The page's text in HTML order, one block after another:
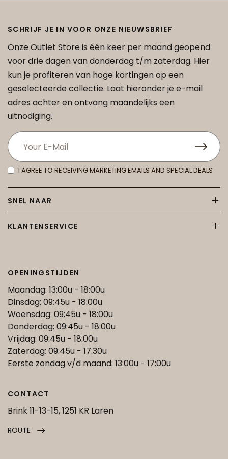
SCHRIJF JE IN VOOR ONZE NIEUWSBRIEF
Onze Outlet Store is één keer per maand geopend
voor drie dagen van donderdag t/m zaterdag. Hier
kun je profiteren van hoge kortingen op een
geselecteerde collectie. Laat hieronder je e-mail
adres achter en ontvang maandelijks een
uitnodiging.
I AGREE TO RECEIVING MARKETING EMAILS AND SPECIAL DEALS
SNEL NAAR
KLANTENSERVICE
OPENINGSTIJDEN
Maandag: 13:00u - 18:00u
Dinsdag: 09:45u - 18:00u
Woensdag: 09:45u - 18:00u
Donderdag: 09:45u - 18:00u
Vrijdag: 09:45u - 18:00u
Zaterdag: 09:45u - 17:30u
Eerste zondag v/d maand: 13:00u - 17:00u
CONTACT
Brink 11-13-15, 1251 KR Laren
ROUTE